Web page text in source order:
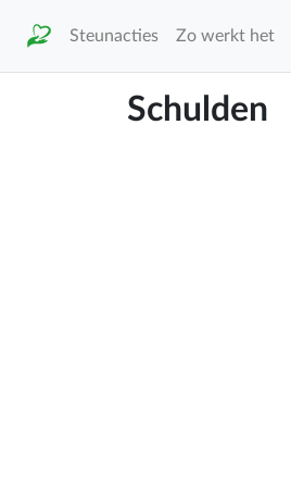
Steunacties Zo werkt het
Schulden